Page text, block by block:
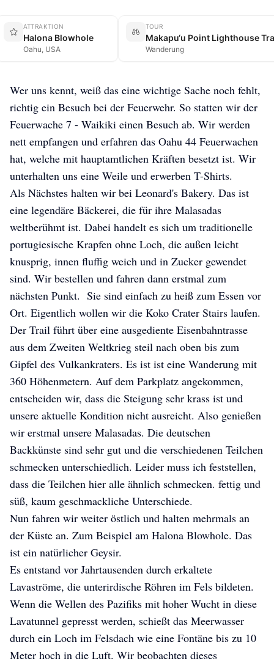
ATTRAKTION
Halona Blowhole
Oahu, USA
TOUR
Makapu‘u Point Lighthouse
Wanderung
Wer uns kennt, weiß das eine wichtige Sache noch fehlt,
richtig ein Besuch bei der Feuerwehr. So statten wir der
Feuerwache 7 - Waikiki einen Besuch ab. Wir werden
nett empfangen und erfahren das Oahu 44 Feuerwachen
hat, welche mit hauptamtlichen Kräften besetzt ist. Wir
unterhalten uns eine Weile und erwerben T-Shirts.
Als Nächstes halten wir bei Leonard's Bakery. Das ist
eine legendäre Bäckerei, die für ihre Malasadas
weltberühmt ist. Dabei handelt es sich um traditionelle
portugiesische Krapfen ohne Loch, die außen leicht
knusprig, innen fluffig weich und in Zucker gewendet
sind. Wir bestellen und fahren dann erstmal zum
nächsten Punkt. Sie sind einfach zu heiß zum Essen vor
Ort. Eigentlich wollen wir die Koko Crater Stairs laufen.
Der Trail führt über eine ausgediente Eisenbahntrasse
aus dem Zweiten Weltkrieg steil nach oben bis zum
Gipfel des Vulkankraters. Es ist ist eine Wanderung mit
360 Höhenmetern. Auf dem Parkplatz angekommen,
entscheiden wir, dass die Steigung sehr krass ist und
unsere aktuelle Kondition nicht ausreicht. Also genießen
wir erstmal unsere Malasadas. Die deutschen
Backkünste sind sehr gut und die verschiedenen Teilchen
schmecken unterschiedlich. Leider muss ich feststellen,
dass die Teilchen hier alle ähnlich schmecken. fettig und
süß, kaum geschmackliche Unterschiede.
Nun fahren wir weiter östlich und halten mehrmals an
der Küste an. Zum Beispiel am Halona Blowhole. Das
ist ein natürlicher Geysir.
Es entstand vor Jahrtausenden durch erkaltete
Lavaströme, die unterirdische Röhren im Fels bildeten.
Wenn die Wellen des Pazifiks mit hoher Wucht in diese
Lavatunnel gepresst werden, schießt das Meerwasser
durch ein Loch im Felsdach wie eine Fontäne bis zu 10
Meter hoch in die Luft. Wir beobachten dieses